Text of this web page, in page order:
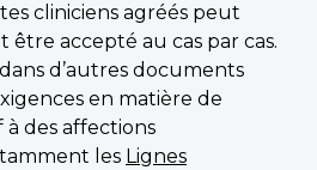
cliniciens agréés peut
être accepté au cas par cas.
d’autres documents
en matière de
des affections
les Lignes